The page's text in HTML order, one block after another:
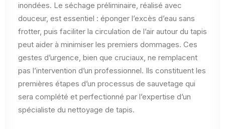
inondées. Le séchage préliminaire, réalisé avec
douceur, est essentiel : éponger l’excès d’eau sans
frotter, puis faciliter la circulation de l’air autour du tapis
peut aider à minimiser les premiers dommages. Ces
gestes d’urgence, bien que cruciaux, ne remplacent
pas l’intervention d’un professionnel. Ils constituent les
premières étapes d’un processus de sauvetage qui
sera complété et perfectionné par l’expertise d’un
spécialiste du nettoyage de tapis.